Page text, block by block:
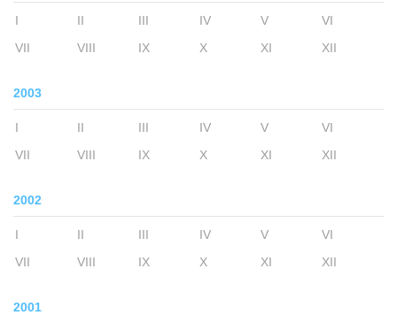
I II III IV V
VI
VII
VIII IX X XI XII
2003
I II III IV V
VI
VII
VIII IX X XI XII
2002
I II III IV V
VI
VII
VIII IX X XI XII
2001